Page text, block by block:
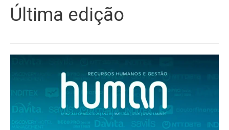
Última edição